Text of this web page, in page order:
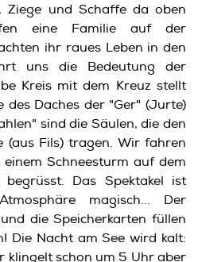
Ziege und Schaffe da oben
eine Familie auf der
ihr raues Leben in den
uns die Bedeutung der
Kreis mit dem Kreuz stellt
Daches der "Ger" (Jurte)
sind die Säulen, die den
(aus Fils) tragen. Wir fahren
Schneesturm auf dem
Das Spektakel ist
magisch... Der
die Speicherkarten füllen
Die Nacht am See wird kalt:
klingelt schon um 5 Uhr aber